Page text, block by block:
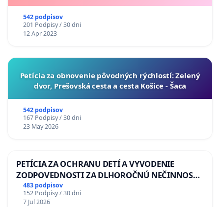
542 podpisov
201 Podpisy / 30 dni
12 Apr 2023
​Petícia za obnovenie pôvodných rýchlostí: Zelený
dvor, Prešovská cesta a cesta Košice - Šaca
542 podpisov
167 Podpisy / 30 dni
23 May 2026
PETÍCIA ZA OCHRANU DETÍ A VYVODENIE
ZODPOVEDNOSTI ZA DLHOROČNÚ NEČINNOSŤ
A ZLYHANIE ŠTÁTU
483 podpisov
152 Podpisy / 30 dni
7 Jul 2026